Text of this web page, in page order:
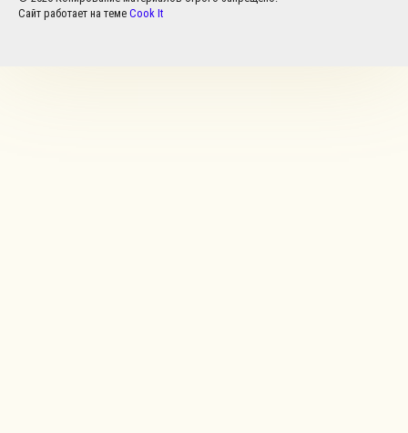
Сайт работает на теме Cook It